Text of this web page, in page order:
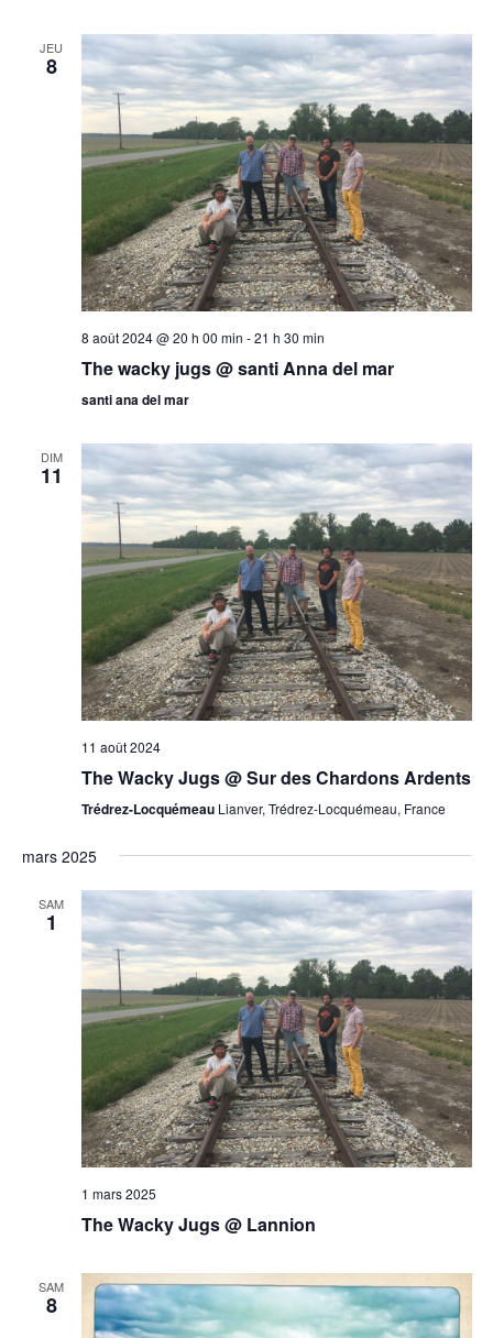
JEU
8
8 août 2024 @ 20 h 00 min -21 h 30 min
The wacky jugs @ santi Anna del mar
santi ana del mar
DIM
11
11 août 2024
The Wacky Jugs @ Sur des Chardons Ardents
Trédrez-Locquémeau Lianver, Trédrez-Locquémeau, France
mars 2025
SAM
1
1 mars 2025
The Wacky Jugs @ Lannion
SAM
8